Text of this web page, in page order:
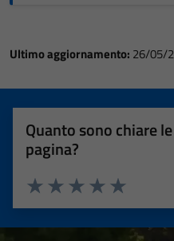
Ultimo aggiornamento: 26/05/
Quanto sono chiare
pagina?
Valuta 5
Valuta 4 stelle
Valuta 3 stelle su 5
Valuta 2 stelle su 5
Valuta 1 stelle su 5